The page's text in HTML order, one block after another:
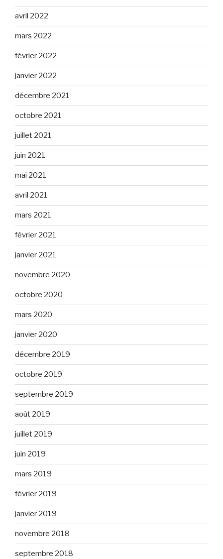
avril 2022
mars 2022
février 2022
janvier 2022
décembre 2021
octobre 2021
juillet 2021
juin 2021
mai 2021
avril 2021
mars 2021
février 2021
janvier 2021
novembre 2020
octobre 2020
mars 2020
janvier 2020
décembre 2019
octobre 2019
septembre 2019
août 2019
juillet 2019
juin 2019
mars 2019
février 2019
janvier 2019
novembre 2018
septembre 2018